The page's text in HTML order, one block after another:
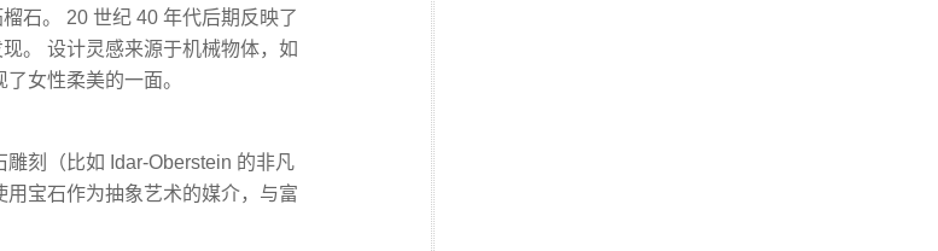
石。 20 世纪 40 年代后期反映了
。 设计灵感来源于机械物体，如
女性柔美的一面。
刻（比如 Idar-Oberstein 的非凡
宝石作为抽象艺术的媒介，与富